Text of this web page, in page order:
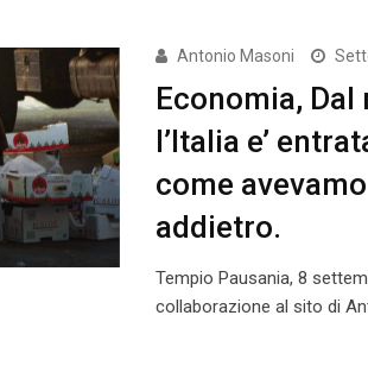
Antonio Masoni
Economia,
l’Italia e’
come
addietro.
Tempio Pausania, 8
collaborazione al sito di